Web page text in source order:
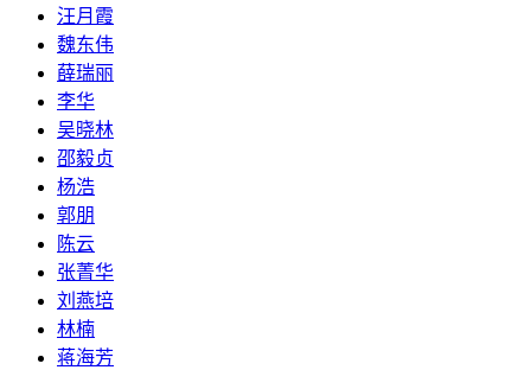
汪月霞
魏东伟
薛瑞丽
李华
吴晓林
邵毅贞
杨浩
郭朋
陈云
张菁华
刘燕培
林楠
蒋海芳